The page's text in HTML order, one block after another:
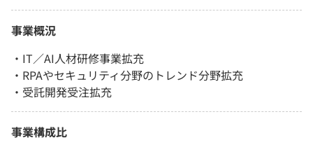
事業概況
・IT／AI人材研修事業拡充
・RPAやセキュリティ分野のトレンド分野拡充
・受託開発受注拡充
事業構成比